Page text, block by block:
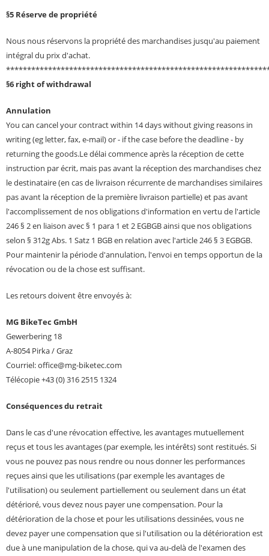
§5 Réserve de propriété
Nous nous réservons la propriété des marchandises jusqu'au paiement
intégral du prix d'achat.
§6 right of withdrawal
Annulation
You can cancel your contract within 14 days without giving reasons in
writing (eg letter, fax, e-mail) or - if the case before the deadline - by
returning the goods.Le délai commence après la réception de cette
instruction par écrit, mais pas avant la réception des marchandises chez
le destinataire (en cas de livraison récurrente de marchandises similaires
pas avant la réception de la première livraison partielle) et pas avant
l'accomplissement de nos obligations d'information en vertu de l'article
246 § 2 en liaison avec § 1 para 1 et 2 EGBGB ainsi que nos obligations
selon § 312g Abs. 1 Satz 1 BGB en relation avec l'article 246 § 3 EGBGB.
Pour maintenir la période d'annulation, l'envoi en temps opportun de la
révocation ou de la chose est suffisant.
Les retours doivent être envoyés à:
MG BikeTec GmbH
Gewerbering 18
A-8054 Pirka / Graz
Courriel: office@mg-biketec.com
Télécopie +43 (0) 316 2515 1324
Conséquences du retrait
Dans le cas d'une révocation effective, les avantages mutuellement
reçus et tous les avantages (par exemple, les intérêts) sont restitués. Si
vous ne pouvez pas nous rendre ou nous donner les performances
reçues ainsi que les utilisations (par exemple les avantages de
l'utilisation) ou seulement partiellement ou seulement dans un état
détérioré, vous devez nous payer une compensation. Pour la
détérioration de la chose et pour les utilisations dessinées, vous ne
devez payer une compensation que si l'utilisation ou la détérioration est
due à une manipulation de la chose, qui va au-delà de l'examen des